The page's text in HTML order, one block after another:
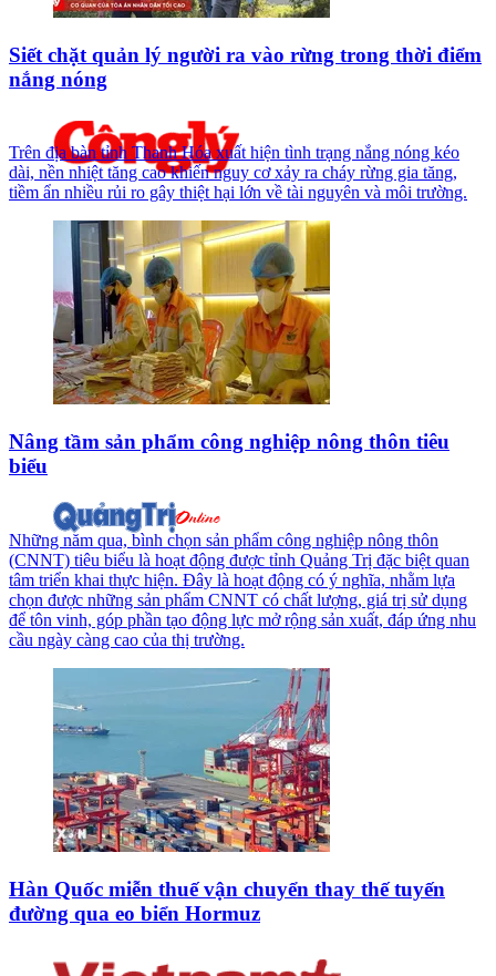
Siết chặt quản lý người ra vào rừng trong thời điểm
nắng nóng
Trên địa bàn tỉnh Thanh Hóa xuất hiện tình trạng nắng nóng kéo
dài, nền nhiệt tăng cao khiến nguy cơ xảy ra cháy rừng gia tăng,
tiềm ẩn nhiều rủi ro gây thiệt hại lớn về tài nguyên và môi trường.
Nâng tầm sản phẩm công nghiệp nông thôn tiêu
biểu
Những năm qua, bình chọn sản phẩm công nghiệp nông thôn
(CNNT) tiêu biểu là hoạt động được tỉnh Quảng Trị đặc biệt quan
tâm triển khai thực hiện. Đây là hoạt động có ý nghĩa, nhằm lựa
chọn được những sản phẩm CNNT có chất lượng, giá trị sử dụng
để tôn vinh, góp phần tạo động lực mở rộng sản xuất, đáp ứng nhu
cầu ngày càng cao của thị trường.
Hàn Quốc miễn thuế vận chuyển thay thế tuyến
đường qua eo biển Hormuz